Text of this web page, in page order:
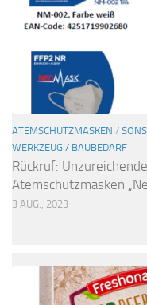
ATEMSCHUTZMASKEN /
WERKZEUG / BAUBEDARF
Rückruf:
Atemschutzmasken
3 AUG., 2023